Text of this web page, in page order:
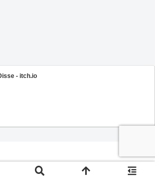
- itch.io
ただ、在るべきところに還る.